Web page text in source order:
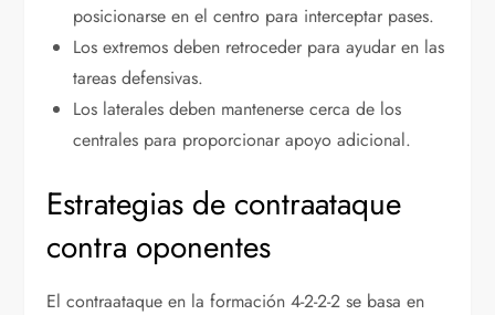
posicionarse en el centro para interceptar pases.
Los extremos deben retroceder para ayudar en las
tareas defensivas.
Los laterales deben mantenerse cerca de los
centrales para proporcionar apoyo adicional.
Estrategias de contraataque
contra oponentes
El contraataque en la formación 4-2-2-2 se basa en